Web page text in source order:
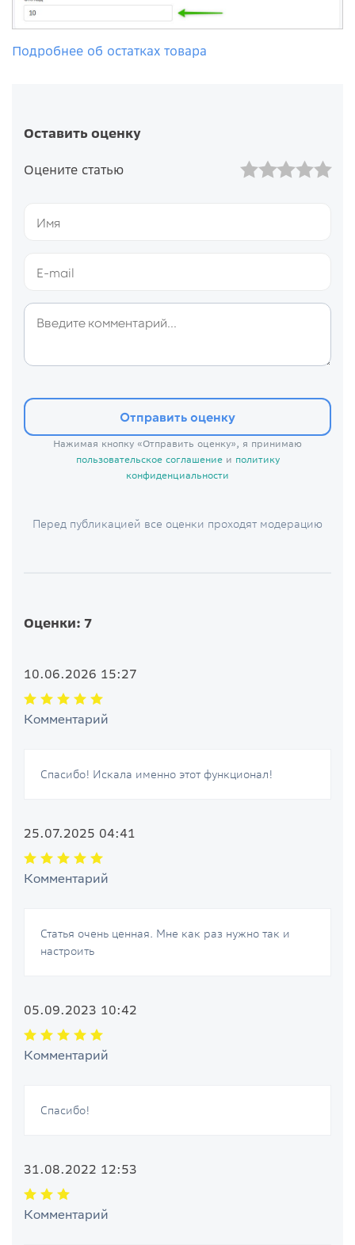
Подробнее об остатках товара
Оставить оценку
Оцените статью
Отправить оценку
Нажимая кнопку «Отправить оценку», я принимаю
пользовательское соглашениеи политику
конфиденциальности
Перед публикацией все оценки проходят модерацию
Оценки: 7
10.06.2026 15:27
Комментарий
Спасибо! Искала именно этот функционал!
25.07.2025 04:41
Комментарий
Статья очень ценная. Мне как раз нужно так и
настроить
05.09.2023 10:42
Комментарий
Спасибо!
31.08.2022 12:53
Комментарий